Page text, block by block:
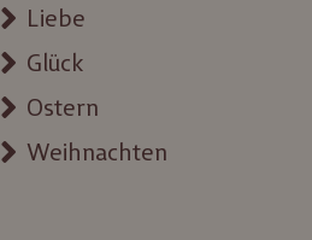
Liebe
Glück
Ostern
Weihnachten